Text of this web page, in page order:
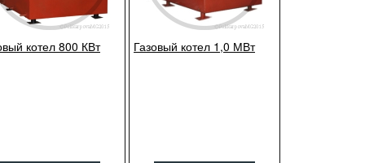
котел 800 КВт Газовый котел 1,0 МВт